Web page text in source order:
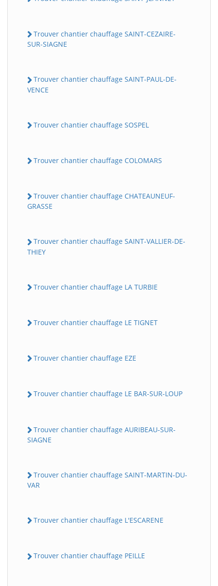
Trouver chantier chauffage SAINT-CEZAIRE-
SUR-SIAGNE
Trouver chantier chauffage SAINT-PAUL-DE-
VENCE
Trouver chantier chauffage SOSPEL
Trouver chantier chauffage COLOMARS
Trouver chantier chauffage CHATEAUNEUF-
GRASSE
Trouver chantier chauffage SAINT-VALLIER-DE-
THIEY
Trouver chantier chauffage LA TURBIE
Trouver chantier chauffage LE TIGNET
Trouver chantier chauffage EZE
Trouver chantier chauffage LE BAR-SUR-LOUP
Trouver chantier chauffage AURIBEAU-SUR-
SIAGNE
Trouver chantier chauffage SAINT-MARTIN-DU-
VAR
Trouver chantier chauffage L'ESCARENE
Trouver chantier chauffage PEILLE